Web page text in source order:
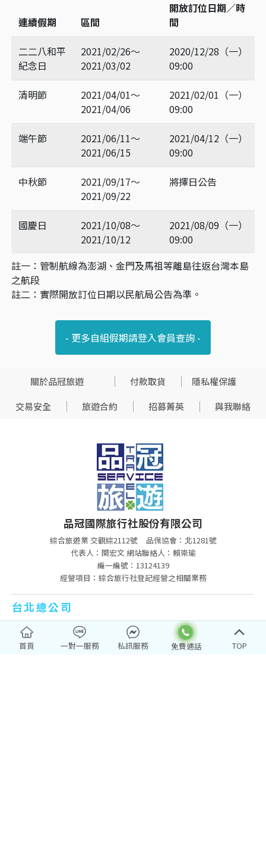
連續假期 區間
開放訂位日期／時
間
二二八和平
紀念日
2021/02/26～
2021/03/02
2020/12/28（一）
09:00
清明節
2021/04/01～
2021/04/06
2021/02/01（一）
09:00
端午節
2021/06/11～
2021/06/15
2021/04/12（一）
09:00
中秋節
2021/09/17～
2021/09/22
將擇日公告
國慶日
2021/10/08～
2021/10/12
2021/08/09（一）
09:00
註一：管制航線為澎湖、金門及馬祖等離島往返台灣本島
之航段
註二：實際開放訂位日期以民航局公告為準。
- 更多自組假期請登入會員查詢 -
關於品冠旅遊 付款取貨
隱私權保護
交易安全
旅遊合約 招募菁英 與我聯絡
品冠國際旅行社股份有限公司
綜合旅遊業 交觀綜2112號
品保協會：北1281號
代表人：関宏文 網站聯絡人：賴崇瑜
編一編號：13124139
經營項目：綜合旅行社登記經營之相關業務
台北總公司
電話：02-2502-2999
台北市中山區南京東路3段103號11樓
首頁 一對一服務 私訊服務 TOP